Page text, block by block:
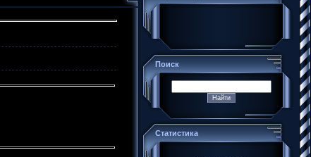
Поиск
Статистика